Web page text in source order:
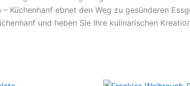
Küchenhanf ebnet den Weg zu gesünderen
und heben Sie Ihre kulinarischen